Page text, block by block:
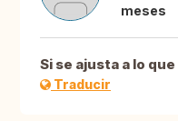
meses
Si se ajusta a lo
Traducir